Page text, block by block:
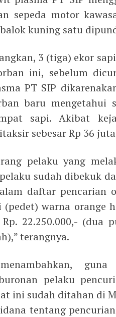
sepeda motor
kuning satu
3 (tiga) ekor
ini, sebelum
PT SIP
baru mengetahui
sapi. Akibat
sebesar Rp 36
pelaku yang
sudah dibekuk
daftar pencarian
(pedet) warna orange
Rp. 22.250.000,-
terangnya.
guna
pelaku
ini sudah ditahan di
tentang